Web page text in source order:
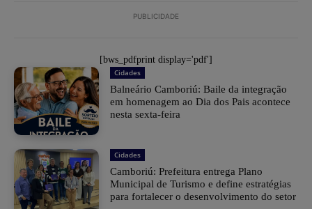
PUBLICIDADE
[bws_pdfprint display='pdf']
Cidades
Balneário Camboriú: Baile da integração
em homenagem ao Dia dos Pais acontece
nesta sexta-feira
Cidades
Camboriú: Prefeitura entrega Plano
Municipal de Turismo e define estratégias
para fortalecer o desenvolvimento do setor